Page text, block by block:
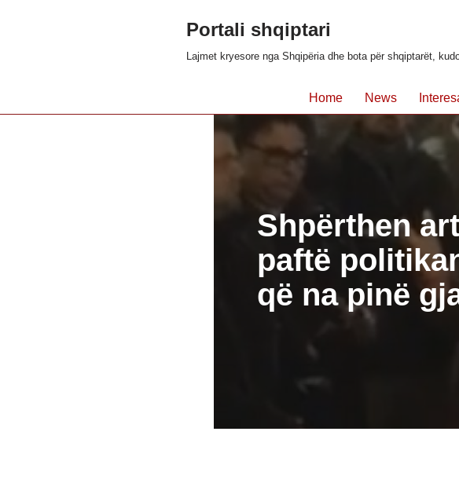
Portali shqiptari
Lajmet kryesore nga Shqipëria dhe bota për shqiptarët,
Home News
Shpërthen
paftë
që na pinë